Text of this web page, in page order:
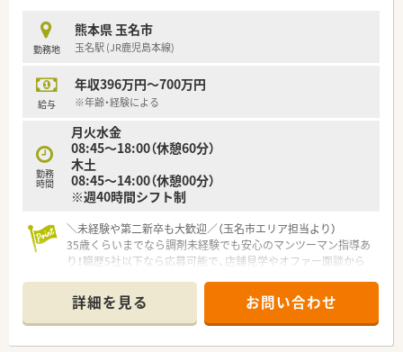
■社長が薬剤師会に携わっているため、法改正や業界の最新トピ
ックがいち早く現場へ共有されます。
■管理薬剤師の提案により、自動分割調剤機や最新の監査システ
勤務地
熊本県 玉名市
玉名駅 (JR鹿児島本線)
給与
年収396万円～700万円
※年齢・経験による
勤務
時間
月火水金
08:45～18:00（休憩60分）
木土
08:45～14:00（休憩00分）
※週40時間シフト制
＼未経験や第二新卒も大歓迎／（玉名市エリア担当より）
35歳くらいまでなら調剤未経験でも安心のマンツーマン指導あ
り！職歴5社以下なら応募可能で、店舗見学やオファー面談から
＊------------------------------------------＊
【店舗情報と応需状況について】
■熊本県玉名市に位置しており最寄り駅の玉名駅から徒歩10分
ほどの好立地にある調剤薬局です。
詳細を見る お問い合わせ